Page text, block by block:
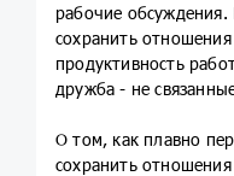
рабочие обсуждения.
сохранить
продуктивность
дружба - не
О том, как плавно
сохранить